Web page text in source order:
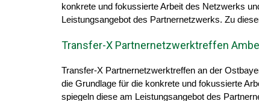
konkrete und fokussierte Arbeit des Netzwerks
Leistungsangebot des Partnernetzwerks. Zu
Transfer-X Partnernetzwerktreffen
Transfer-X Partnernetzwerktreffen an der
die Grundlage für die konkrete und fokussierte
spiegeln diese am Leistungsangebot des